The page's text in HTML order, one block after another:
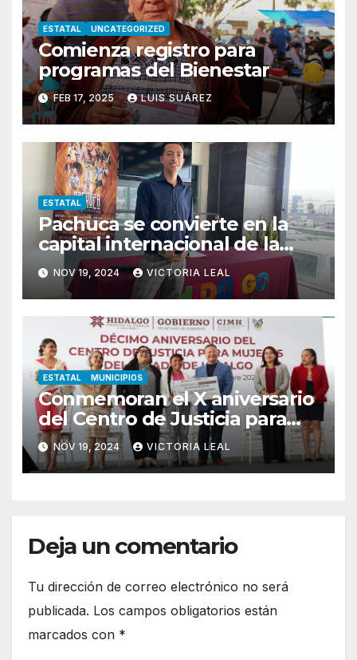
ESTATAL UNCATEGORIZED
Comienza registro para
programas del Bienestar
FEB 17, 2025 LUIS SUÁREZ
ESTATAL
Pachuca se convierte en la
capital internacional de la
salsa
NOV 19, 2024 VICTORIA LEAL
ESTATAL MUNICIPIOS
Conmemoran el X aniversario
del Centro de Justicia para
Mujeres de Hidalgo
NOV 19, 2024 VICTORIA LEAL
Deja un comentario
Tu dirección de correo electrónico no será
publicada. Los campos obligatorios están
marcados con *